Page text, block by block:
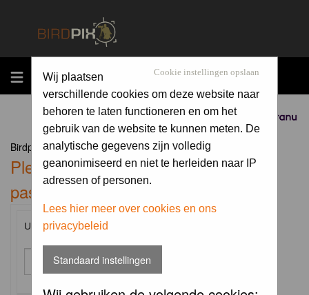
MENU
Sponsored by
Cookie instellingen opslaan
Wij plaatsen
verschillende cookies om deze website naar
behoren te laten functioneren en om het
gebruik van de website te kunnen meten. De
analytische gegevens zijn volledig
geanonimiseerd en niet te herleiden naar IP
adressen of personen.
Lees hier meer over cookies en ons
privacybeleid
Standaard instellingen
Birdpix.nl Forum Index
Please enter your username and
password to log in.
Username: